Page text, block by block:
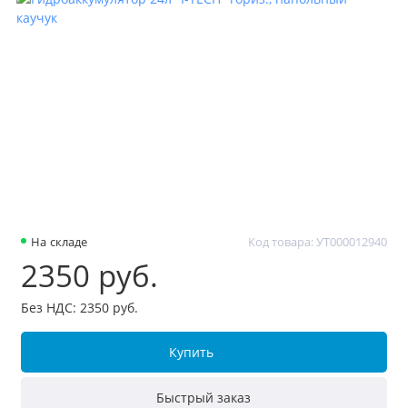
На складе Код товара: УТ000012940
2350 руб.
Без НДС: 2350 руб.
Купить
Быстрый заказ